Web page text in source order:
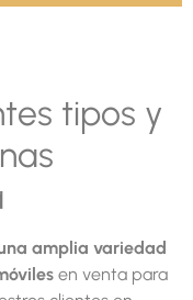
tipos y
amplia variedad
en venta para